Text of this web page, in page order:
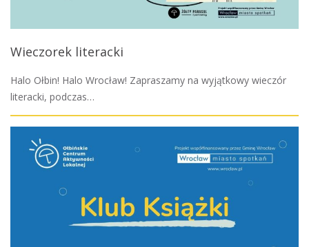
Wieczorek literacki
Halo Ołbin! Halo Wrocław! Zapraszamy na wyjątkowy wieczór
literacki, podczas…